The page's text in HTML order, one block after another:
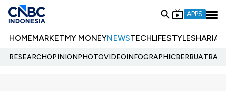
APPS
HOMEMARKETMY MONEYNEWSTECHLIFESTYLESHARIA
RESEARCHOPINIONPHOTOVIDEOINFOGRAPHIC